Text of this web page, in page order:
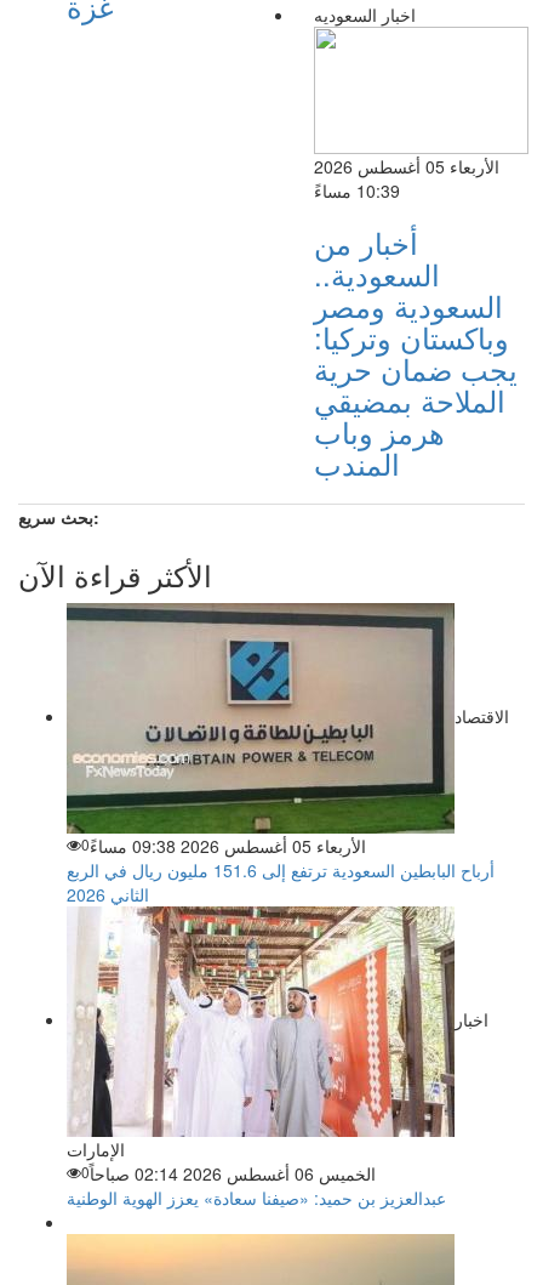
اخبار السعوديه
الأربعاء 05 أغسطس 2026
10:39 مساءً
أخبار من
السعودية..
السعودية ومصر
وباكستان وتركيا:
يجب ضمان حرية
الملاحة بمضيقي
هرمز وباب
المندب
بحث سريع:
الأكثر قراءة الآن
الاقتصاد
الأربعاء 05 أغسطس 2026 09:38 مساءً 0
أرباح البابطين السعودية ترتفع إلى 151.6 مليون ريال في الربع
الثاني 2026
اخبار
الإمارات
الخميس 06 أغسطس 2026 02:14 صباحاً
0
عبدالعزيز بن حميد: «صيفنا سعادة» يعزز الهوية الوطنية